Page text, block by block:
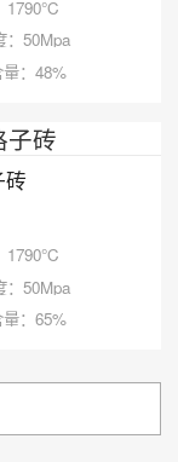
1790℃
：50Mpa
：48%
砖
1790℃
：50Mpa
：65%